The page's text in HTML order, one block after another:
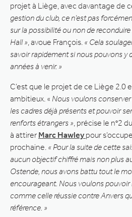
projet à Liège, avec davantage de
gestion du club, ce n’est pas
sur la possibilité ou non de
Hall » , avoue François. « Cela
savoir rapidement si nous pouvons y
années à venir. »
C’est que le projet de ce Liège 2.0
ambitieux. « Nous voulons
les cadres déjà présents et pouvoir
renforts étrangers » , précise le n°2
à attirer Marc Hawleypour
prochaine. « Pour la suite de cette
aucun objectif chiffré mais non plus
Ostende, nous avons battu tout le
encourageant. Nous voulons
comme celle réussie contre Anvers
référence. »